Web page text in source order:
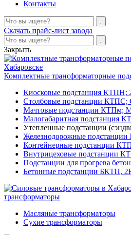
Контакты
Скачать прайс-лист завода
Закрыть
Комплектные трансформаторные
Киосковые подстанция
Столбовые подстанции
Мачтовые подстанции КТПм;
Малогабаритная подстанция
Утепленные подстанции
Железнодорожные
Контейнерные подстанции
Внутрицеховые подстанции
Подстанции для прогрева
Бетонные подстанции БКТП,
трансформаторы
Масляные трансформаторы
Сухие трансформаторы